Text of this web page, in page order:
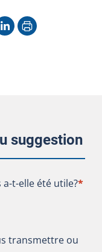
Imprimer
suggestion
a-t-elle été utile?
a-t-elle été utile?*
transmettre ou